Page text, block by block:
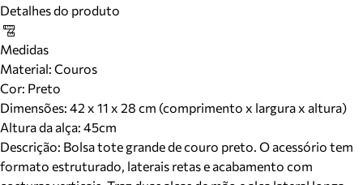
Detalhes do produto
Medidas
Material: Couros
Cor: Preto
Dimensões: 42 x 11 x 28 cm (comprimento x largura x altura)
Altura da alça: 45cm
Descrição: Bolsa tote grande de couro preto. O acessório tem
formato estruturado, laterais retas e acabamento com